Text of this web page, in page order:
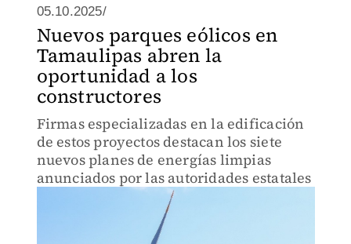
05.10.2025/
Nuevos parques eólicos en
Tamaulipas abren la
oportunidad a los
constructores
Firmas especializadas en la edificación
de estos proyectos destacan los siete
nuevos planes de energías limpias
anunciados por las autoridades estatales